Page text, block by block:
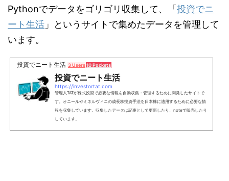
Pythonでデータをゴリゴリ収集して、「 投資でニ
ート生活 」というサイトで集めたデータを管理して
います。
投資でニート生活 3 Users10 Pockets
投資でニート生活
https://investortat.com
管理人TATが株式投資で必要な情報を自動収集・管理するために開発したサイトで
す。オニールやミネルヴィニの成長株投資手法を日本株に適用するために必要な情
報を収集しています。収集したデータは記事として更新したり、noteで販売したり
しています。